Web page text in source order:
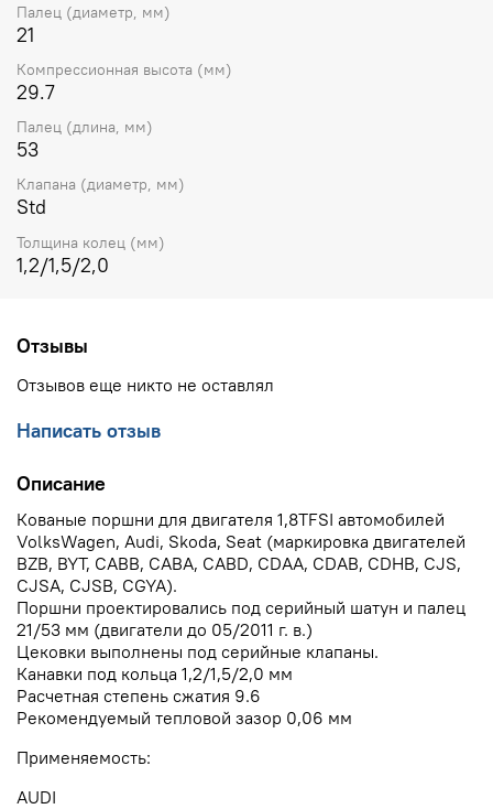
Палец (диаметр, мм)
21
Компрессионная высота (мм)
29.7
Палец (длина, мм)
53
Клапана (диаметр, мм)
Std
Толщина колец (мм)
1,2/1,5/2,0
Отзывы
Отзывов еще никто не оставлял
Написать отзыв
Описание
Кованые поршни для двигателя 1,8TFSI автомобилей
VolksWagen, Audi, Skoda, Seat (маркировка двигателей
BZB, BYT, CABB, CABA, CABD, CDAA, CDAB, CDHB, CJS,
CJSA, CJSB, CGYA).
Поршни проектировались под серийный шатун и палец
21/53 мм (двигатели до 05/2011 г. в.)
Цековки выполнены под серийные клапаны.
Канавки под кольца 1,2/1,5/2,0 мм
Расчетная степень сжатия 9.6
Рекомендуемый тепловой зазор 0,06 мм
Применяемость:
AUDI